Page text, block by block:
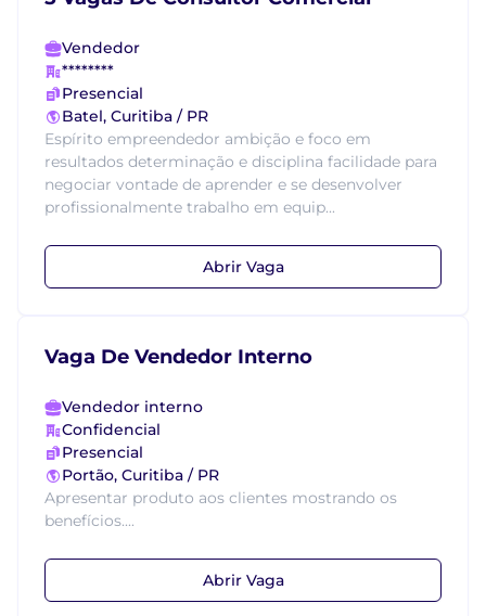
Vendedor
********
Presencial
Batel, Curitiba / PR
Espírito empreendedor ambição e foco em
resultados determinação e disciplina facilidade para
negociar vontade de aprender e se desenvolver
profissionalmente trabalho em equip...
Abrir Vaga
Vaga De Vendedor Interno
Vendedor interno
Confidencial
Presencial
Portão, Curitiba / PR
Apresentar produto aos clientes mostrando os
benefícios....
Abrir Vaga